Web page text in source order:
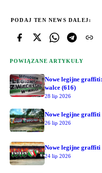
PODAJ TEN NEWS DALEJ:
POWIĄZANE ARTYKUŁY
Nowe legijne
walce (616)
28 lip 2026
Nowe legijne graffiti
26 lip 2026
Nowe legijne graffiti
24 lip 2026